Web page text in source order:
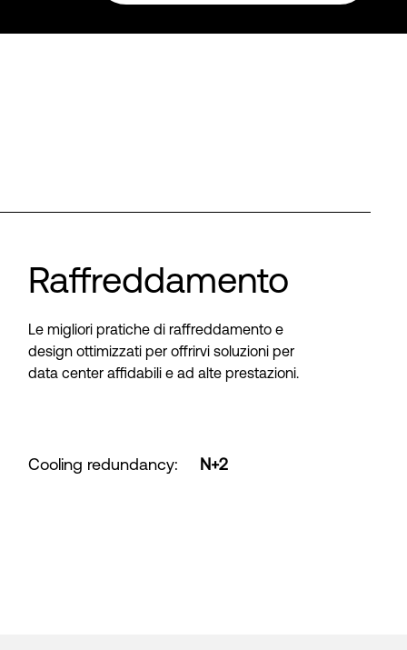
Raffreddamento
Le migliori pratiche di raffreddamento e
design ottimizzati per offrirvi soluzioni per
data center affidabili e ad alte prestazioni.
Cooling redundancy: N+2